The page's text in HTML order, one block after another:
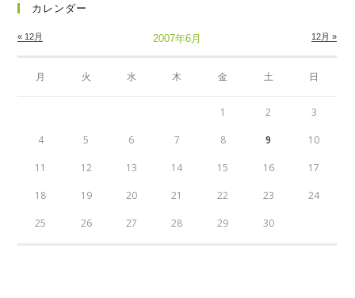
カレンダー
2007年6月
月 火 水 木 金 土 日
« 12月 12月 »
1 2 3
4 5 6 7 8 9 10
11 12 13 14 15 16 17
18 19 20 21 22 23 24
25 26 27 28 29 30